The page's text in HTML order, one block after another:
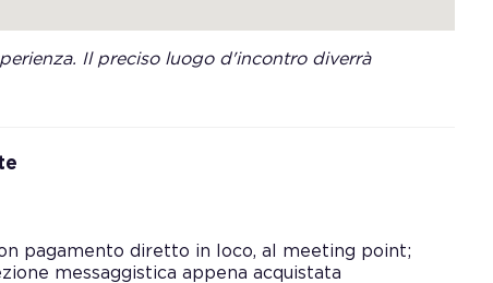
Il preciso luogo d'incontro diverrà
pagamento diretto in loco, al meeting point;
messaggistica appena acquistata